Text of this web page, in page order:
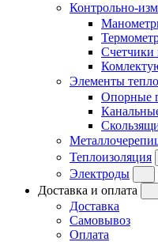
Контрольно-
Счетчики
Элементы
Опорные
Теплоизоляция
Электроды
Доставка и оплата
Доставка
Самовывоз
Оплата